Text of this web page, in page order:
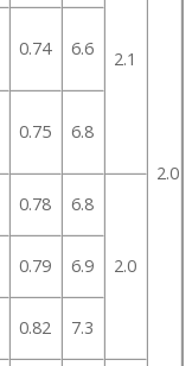
2.0
2.1
0.74 6.6
0.75 6.8
0.78 6.8
2.0
0.79 6.9
0.82 7.3